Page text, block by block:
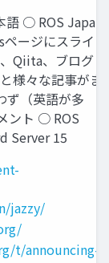
○ ROS Japan
ージにスライ
Qiita、ブログ
様々な記事がま
ず（英語が多
ント ○ ROS
Server 15
jazzy/
t/announcing-